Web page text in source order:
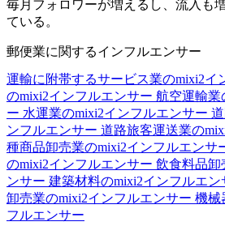
毎月フォロワーが増えるし、流入も
ている。
郵便業に関するインフルエンサー
運輸に附帯するサービス業のmixi2イ
のmixi2インフルエンサー 航空運輸業
ー 水運業のmixi2インフルエンサー
ンフルエンサー 道路旅客運送業の
種商品卸売業のmixi2インフルエンサ
のmixi2インフルエンサー 飲食料品卸
ンサー 建築材料のmixi2インフルエン
卸売業のmixi2インフルエンサー 機械
フルエンサー